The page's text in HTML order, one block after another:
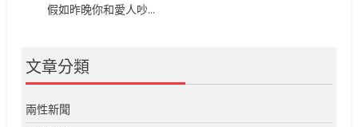
假如昨晚你和愛人吵...
文章分類
兩性新聞